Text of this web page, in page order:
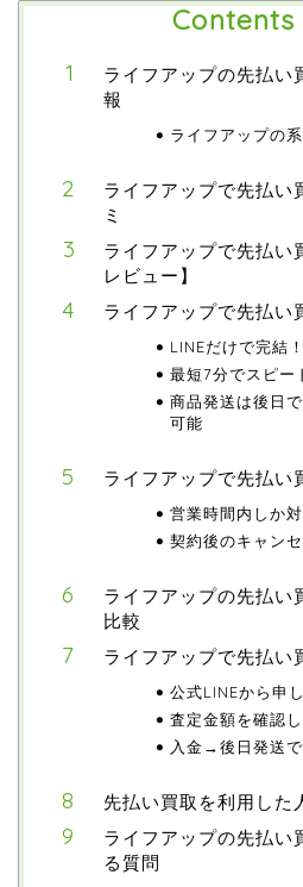
Contents
ライフアップの先払い
報
ライフアップの
ライフアップで先払い
ミ
ライフアップで先払い
レビュー】
ライフアップで先払い
LINEだけで完結
最短7分でスピー
商品発送は後日
可能
ライフアップで先払い
営業時間内しか
契約後のキャン
ライフアップの先払い
比較
ライフアップで先払い
公式LINEから申
査定金額を確認
入金→後日発送
先払い買取を利用した
ライフアップの先払い
る質問